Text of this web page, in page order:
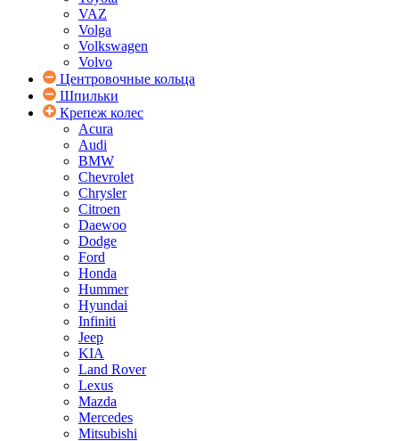
VAZ
Volga
Volkswagen
Volvo
Центровочные кольца
Шпильки
Крепеж колес
Acura
Audi
BMW
Chevrolet
Chrysler
Citroen
Daewoo
Dodge
Ford
Honda
Hummer
Hyundai
Infiniti
Jeep
KIA
Land Rover
Lexus
Mazda
Mercedes
Mitsubishi